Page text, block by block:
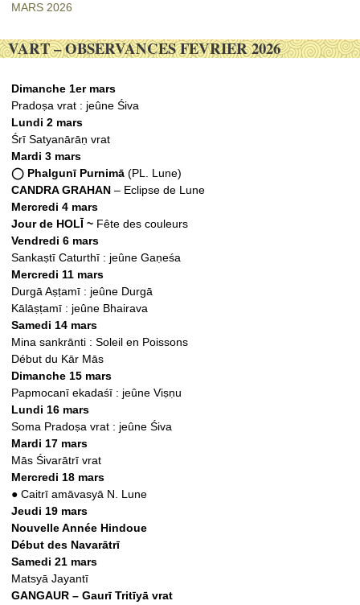
MARS 2026
VART – OBSERVANCES FEVRIER 2026
Dimanche 1er mars
Pradoṣa vrat : jeûne Śiva
Lundi 2 mars
Śrī Satyanārāṇ vrat
Mardi 3 mars
◯ Phalgunī Purnimā(PL. Lune)
CANDRA GRAHAN – Eclipse de Lune
Mercredi 4 mars
Jour de HOLĪ ~ Fête des couleurs
Vendredi 6 mars
Sankaṣtī Caturthī : jeûne Gaṇeśa
Mercredi 11 mars
Durgā Aṣṭamī : jeûne Durgā
Kālāṣṭamī : jeûne Bhairava
Samedi 14 mars
Mina sankrānti : Soleil en Poissons
Début du Kār Mās
Dimanche 15 mars
Papmocanī ekadaśī : jeûne Viṣṇu
Lundi 16 mars
Soma Pradoṣa vrat : jeûne Śiva
Mardi 17 mars
Mās Śivarātrī vrat
Mercredi 18 mars
●Caitrī amāvasyā N. Lune
Jeudi 19 mars
Nouvelle Année Hindoue
Début des Navarātrī
Samedi 21 mars
Matsyā Jayantī
GANGAUR – Gaurī Tritīyā vrat